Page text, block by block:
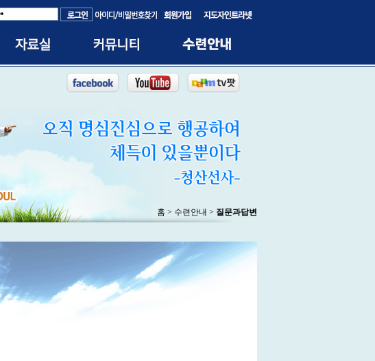
홈 > 수련안내 > 질문과답변